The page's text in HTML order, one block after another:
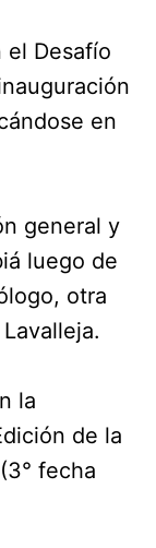
el Desafío
en
general y
luego de
otra
la
de la
fecha